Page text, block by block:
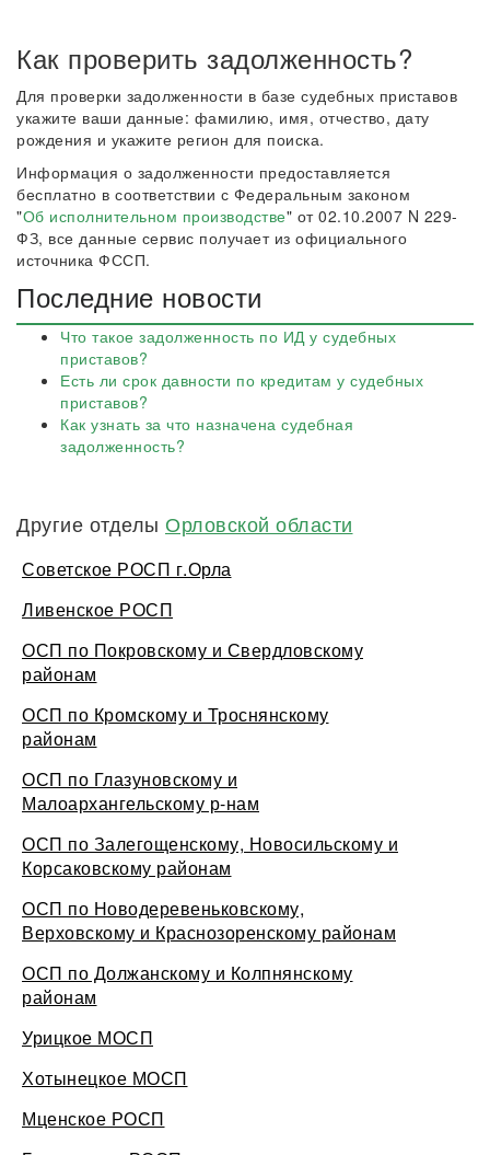
Как проверить задолженность?
Для проверки задолженности в базе судебных приставов
укажите ваши данные: фамилию, имя, отчество, дату
рождения и укажите регион для поиска.
Информация о задолженности предоставляется
бесплатно в соответствии с Федеральным законом
"Об исполнительном производстве" от 02.10.2007 N 229-
ФЗ, все данные сервис получает из официального
источника ФССП.
Последние новости
Что такое задолженность по ИД у судебных
приставов?
Есть ли срок давности по кредитам у судебных
приставов?
Как узнать за что назначена судебная
задолженность?
Другие отделы Орловской области
Советское РОСП г.Орла
Ливенское РОСП
ОСП по Покровскому и Свердловскому
районам
ОСП по Кромскому и Троснянскому
районам
ОСП по Глазуновскому и
Малоархангельскому р-нам
ОСП по Залегощенскому, Новосильскому и
Корсаковскому районам
ОСП по Новодеревеньковскому,
Верховскому и Краснозоренскому районам
ОСП по Должанскому и Колпнянскому
районам
Урицкое МОСП
Хотынецкое МОСП
Мценское РОСП